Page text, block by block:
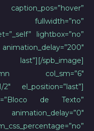
fullwidth=”no”
lightbox=”no”
last”][/spb_image]
col_sm=”6″
el_position=”last”]
de Texto”